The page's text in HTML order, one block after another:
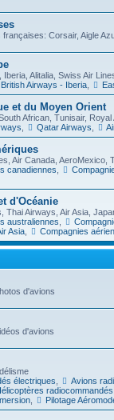
Corsair, Aigle
Alitalia, Swiss Air
British Airways - Iberia,
et du Moyen Orient
African, Tunisair, Royal
Qatar Airways
Air Canada, AeroMexico,
canadiennes
d'Océanie
Airways, Air Asia,
australiennes
Asia, Compagnies
d'avions
d'avions
électriques Avions
radiocommandés
, Pilotage